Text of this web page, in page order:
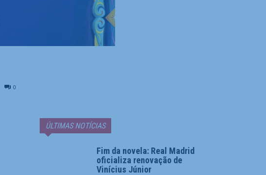
0
ÚLTIMAS NOTÍCIAS
Fim da novela: Real Madrid
oficializa renovação de
Vinícius Júnior